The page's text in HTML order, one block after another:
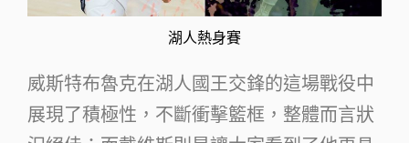
湖人熱身賽
威斯特布魯克在湖人國王交鋒的這場戰役中
展現了積極性，不斷衝擊籃框，整體而言狀